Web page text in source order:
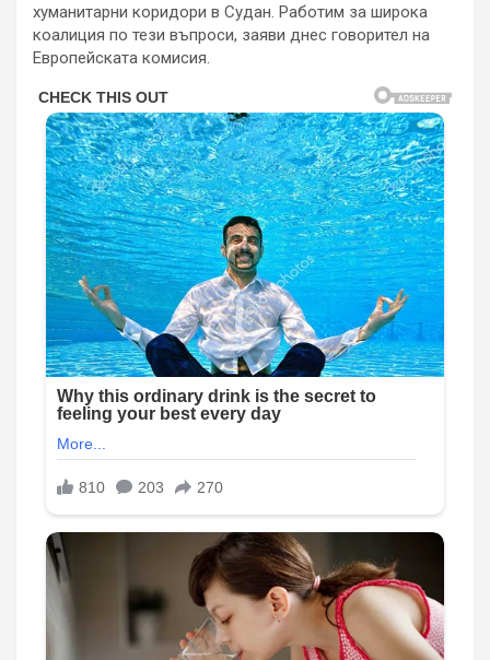
хуманитарни коридори в Судан. Работим за широка
коалиция по тези въпроси, заяви днес говорител на
Европейската комисия.